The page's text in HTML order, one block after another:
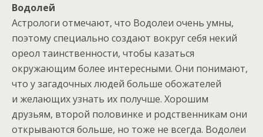
Водолей
Астрологи отмечают, что Водолеи очень умны,
поэтому специально создают вокруг себя некий
ореол таинственности, чтобы казаться
окружающим более интересными. Они понимают,
что у загадочных людей больше обожателей
и желающих узнать их получше. Хорошим
друзьям, второй половинке и родственникам они
открываются больше, но тоже не всегда. Водолеи